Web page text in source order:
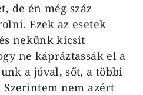
de én még száz
Ezek az esetek
nekünk kicsit
ne kápráztassák el a
a jóval, sőt, a többi
nem azért